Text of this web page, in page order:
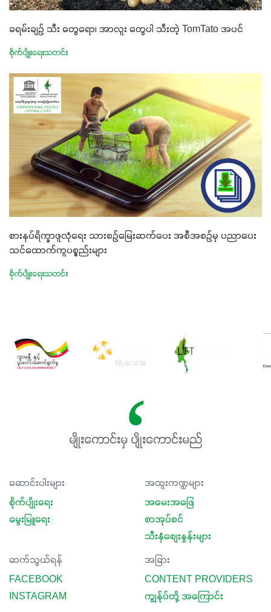
ခရမ်းချဉ် သီး တွေရော၊ အာလူး တွေပါ သီးတဲ့ TomTato အပင်
စိုက်ပျိုးရေးသတင်း
စားနပ်ရိက္ခာဖူလုံရေး သားစဉ်မြေးဆက်ပေး အစီအစဉ်မှ ပညာပေး
သင်ထောက်ကူပစ္စည်းများ
စိုက်ပျိုးရေးသတင်း
မျိုးကောင်းမှ ပျိုးကောင်းမည်
ဆောင်းပါးများ
စိုက်ပျိုးရေး
မွေးမြူရေး
အထူးကဏ္ဍများ
အမေးအဖြေ
စာအုပ်စင်
သီးနှံစျေးနှုန်းများ
ဆက်သွယ်ရန်
FACEBOOK
INSTAGRAM
အခြား
CONTENT PROVIDERS
ကျွန်ုပ်တို့ အကြောင်း